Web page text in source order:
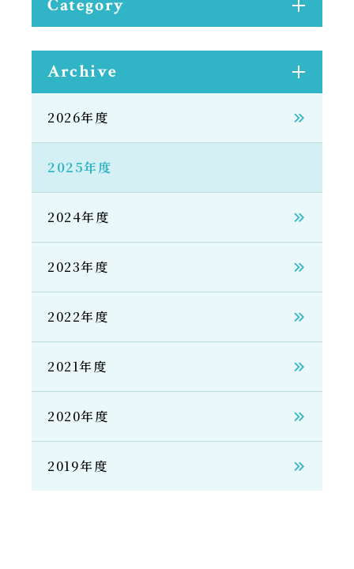
Category
Archive
2026年度
2025年度
2024年度
2023年度
2022年度
2021年度
2020年度
2019年度